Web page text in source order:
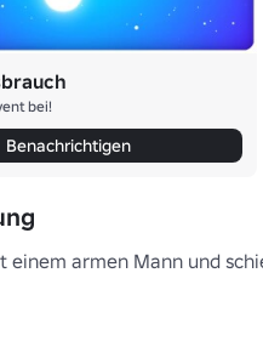
bei!
Benachrichtigen
einem armen Mann und